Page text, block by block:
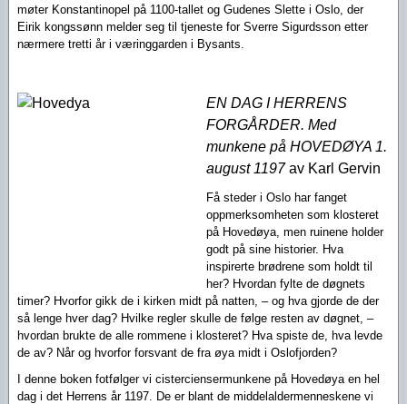
møter Konstantinopel på 1100-tallet og Gudenes Slette i Oslo, der
Eirik kongssønn melder seg til tjeneste for Sverre Sigurdsson etter
nærmere tretti år i væringgarden i Bysants.
EN DAG I HERRENS
FORGÅRDER. Med
munkene på HOVEDØYA 1.
august 1197av Karl Gervin
Få steder i Oslo har fanget
oppmerksomheten som klosteret
på Hovedøya, men ruinene holder
godt på sine historier. Hva
inspirerte brødrene som holdt til
her? Hvordan fylte de døgnets
timer? Hvorfor gikk de i kirken midt på natten, – og hva gjorde de der
så lenge hver dag? Hvilke regler skulle de følge resten av døgnet, –
hvordan brukte de alle rommene i klosteret? Hva spiste de, hva levde
de av? Når og hvorfor forsvant de fra øya midt i Oslofjorden?
I denne boken fotfølger vi cisterciensermunkene på Hovedøya en hel
dag i det Herrens år 1197. De er blant de middelaldermenneskene vi